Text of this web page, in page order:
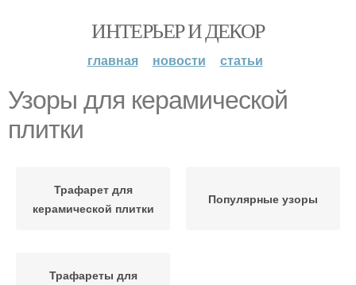
ИНТЕРЬЕР И ДЕКОР
главная новости статьи
Узоры для керамической
плитки
Трафарет для
керамической плитки
Популярные узоры
Трафареты для